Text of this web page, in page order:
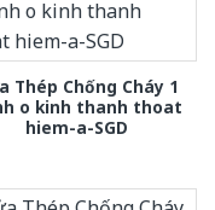
Thép Chống Cháy 1
o kinh thanh thoat
hiem-a-SGD